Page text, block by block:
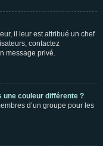
il leur est attribué un chef
contactez
message privé.
une couleur différente ?
d’un groupe pour les